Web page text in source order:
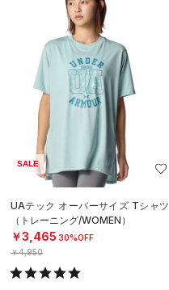
SALE
UAテック オーバーサイズ Tシャツ
（トレーニング/WOMEN）
￥3,465 30%OFF
￥4,950